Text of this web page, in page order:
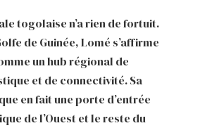
togolaise n’a rien de fortuit.
de Guinée, Lomé s’affirme
un hub régional de
et de connectivité. Sa
en fait une porte d’entrée
de l’Ouest et le reste du